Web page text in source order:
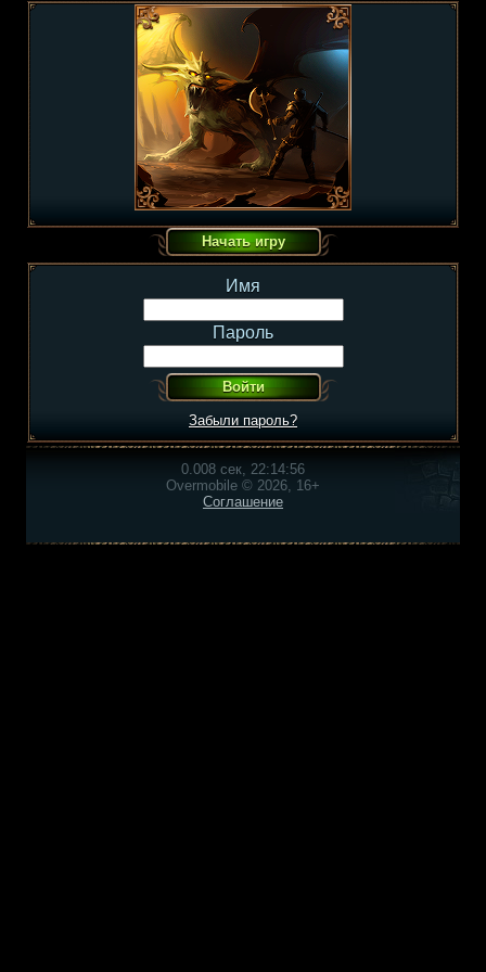
Имя
Пароль
Забыли пароль?
0.008 сек, 22:14:56
Overmobile © 2026, 16+
Соглашение